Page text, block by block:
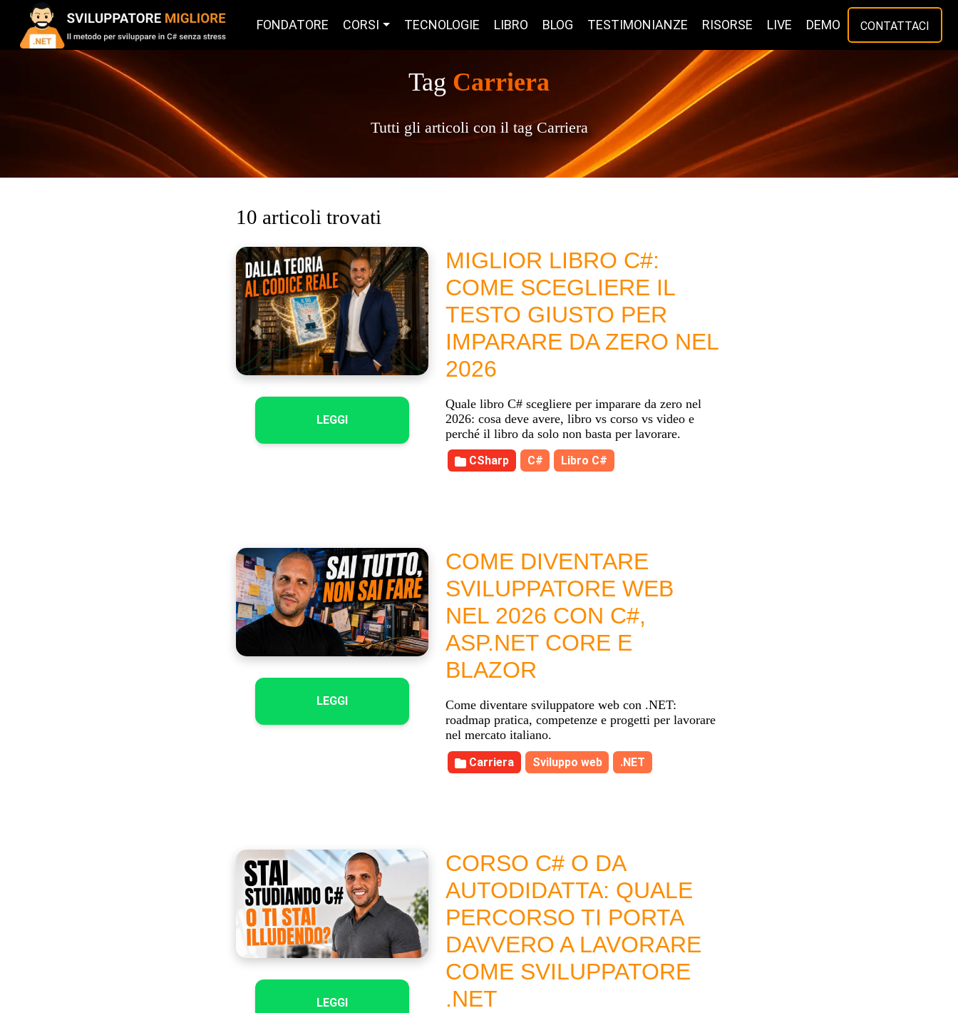
FONDATORE CORSI TECNOLOGIE LIBRO BLOG TESTIMONIANZE RISORSE LIVE DEMO CONTATTACI
Tag Carriera
Tutti gli articoli con il tag Carriera
10 articoli trovati
LEGGI
MIGLIOR LIBRO C#:
COME SCEGLIERE IL
TESTO GIUSTO PER
IMPARARE DA ZERO NEL
2026
Quale libro C# scegliere per imparare da zero nel
2026: cosa deve avere, libro vs corso vs video e
perché il libro da solo non basta per lavorare.
CSharp C# Libro C#
LEGGI
COME DIVENTARE
SVILUPPATORE WEB
NEL 2026 CON C#,
ASP.NET CORE E
BLAZOR
Come diventare sviluppatore web con .NET:
roadmap pratica, competenze e progetti per lavorare
nel mercato italiano.
Carriera Sviluppo web .NET
LEGGI
CORSO C# O DA
AUTODIDATTA: QUALE
PERCORSO TI PORTA
DAVVERO A LAVORARE
COME SVILUPPATORE
.NET